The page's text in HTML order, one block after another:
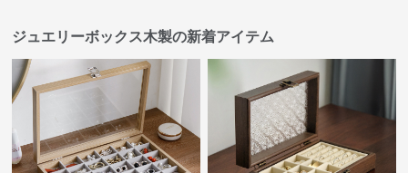
ジュエリーボックス木製の新着アイテム